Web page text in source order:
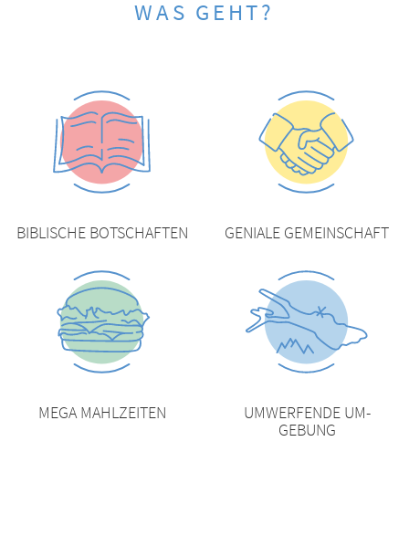
WAS GEHT?
BIBLISCHE BOT­SCHAFTEN GENIALE GEMEIN­SCHAFT
MEGA MAHL­ZEITEN
UMWERFENDE UM­
GEBUNG